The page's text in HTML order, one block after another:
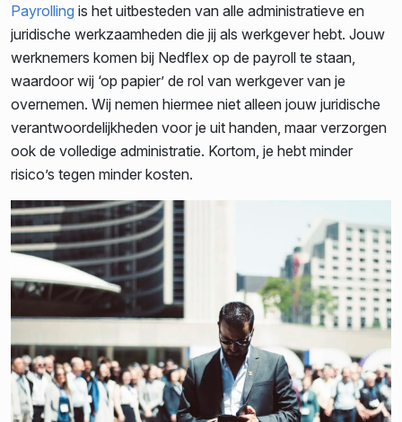
Payrolling is het uitbesteden van alle administratieve en
juridische werkzaamheden die jij als werkgever hebt. Jouw
werknemers komen bij Nedflex op de payroll te staan,
waardoor wij ‘op papier’ de rol van werkgever van je
overnemen. Wij nemen hiermee niet alleen jouw juridische
verantwoordelijkheden voor je uit handen, maar verzorgen
ook de volledige administratie. Kortom, je hebt minder
risico’s tegen minder kosten.